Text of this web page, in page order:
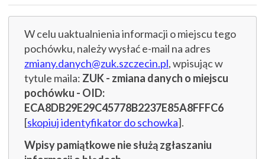
W celu uaktualnienia informacji o miejscu tego
pochówku, należy wysłać e-mail na adres
zmiany.danych@zuk.szczecin.pl, wpisując w
tytule maila: ZUK - zmiana danych o miejscu
pochówku - OID:
ECA8DB29E29C45778B2237E85A8FFFC6
[skopiuj identyfikator do schowka].
Wpisy pamiątkowe nie służą zgłaszaniu